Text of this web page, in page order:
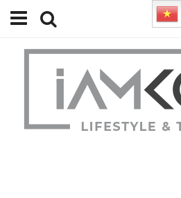
Home
Travel
Lifestyle